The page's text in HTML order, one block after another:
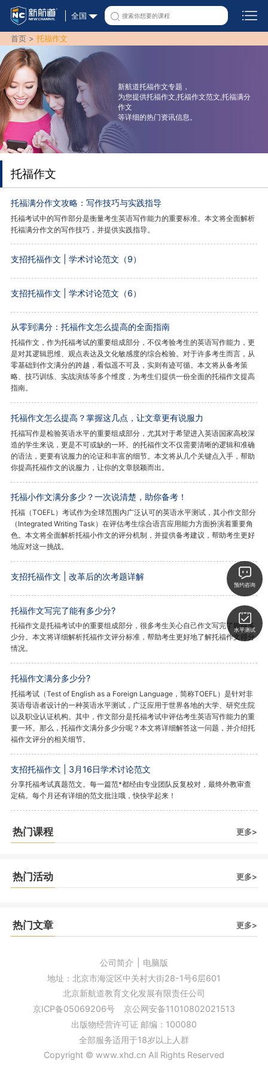
全国
首页 > 托福作文
新航道托福作文专题，
为您提供托福作文,托福作文范文,托福满分
作文
等详细的热门资讯信息。
托福作文
托福满分作文攻略：写作技巧与实践指导
托福考试中的写作部分是衡量考生英语写作能力的重要标准。本文将全面解析
托福满分作文的写作技巧，并提供实践指导。
支招托福作文 | 学术讨论范文（9）
支招托福作文 | 学术讨论范文（6）
从零到满分：托福作文怎么提高的全面指南
托福作文，作为托福考试的重要组成部分，不仅考验考生的英语写作能力，更
是对其逻辑思维、观点表达及文化敏感度的综合检验。对于许多考生而言，从
零基础到作文满分的跨越，看似遥不可及，实则有迹可循。本文将从备考策
略、技巧训练、实战演练等多个维度，为考生们提供一份全面的托福作文提高
指南。
托福作文怎么提高？掌握这几点，让文章更有说服力
托福写作是检验英语水平的重要组成部分，尤其对于希望进入英语国家高校深
造的学生来说，更是不可或缺的一环。的托福作文不仅需要清晰的逻辑和准确
的语法，更要有说服力的论证和丰富的细节。本文将从几个关键点入手，帮助
你提高托福作文的说服力，让你的文章脱颖而出。
托福小作文满分多少？一次说清楚，助你备考！
托福（TOEFL）考试作为全球范围内广泛认可的英语水平测试，其小作文部分
（Integrated Writing Task）在评估考生综合语言应用能力方面扮演着重要角
色。本文将全面解析托福小作文的评分机制，并提供备考建议，帮助考生更好
地应对这一挑战。
支招托福作文 | 改革后的次考题详解
托福作文写完了能有多少分?
托福作文是托福考试中的重要组成部分，很多考生关心自己作文写完了能得多
少分。本文将详细解析托福作文评分标准，帮助考生更好地了解托福作文得分
情况。
托福作文满分多少分?
托福考试（Test of English as a Foreign Language，简称TOEFL）是针对非
英语母语者设计的一种英语水平测试，广泛应用于世界各地的大学、研究生院
以及职业认证机构。其中，作文部分是托福考试中评估考生英语写作能力的重
要一环。那么，托福作文满分多少分呢？本文将详细解答这一问题，并介绍托
福作文评分的相关细节。
支招托福作文 | 3月16日学术讨论范文
分享托福考试真题范文。每一篇范*都经由专业团队反复校对，最终外教审查
定稿。每个月还有详细的范文批注哦，快快学起来！
热门课程 更多>
热门活动 更多>
热门文章 更多>
公司简介
电脑版
地址：北京市海淀区中关村大街28-1号6层601
北京新航道教育文化发展有限责任公司
京ICP备05069206号
京公网安备11010802021513
出版物经营许可证 邮编：100080
全部服务适用于18岁以上人群
Copyright © www.xhd.cn All Rights Reserved
预约咨询
水平测试